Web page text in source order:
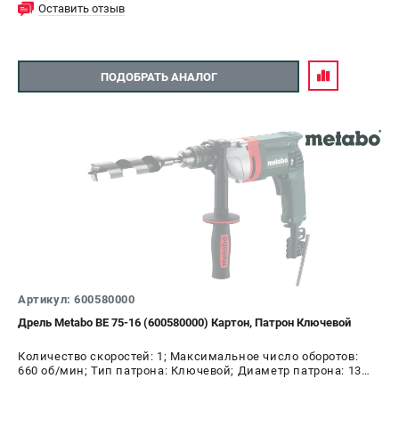
Оставить отзыв
ПОДОБРАТЬ АНАЛОГ
Артикул: 600580000
Дрель Metabo BE 75-16 (600580000) Картон, Патрон Ключевой
Количество скоростей: 1; Максимальное число оборотов:
660 об/мин; Тип патрона: Ключевой; Диаметр патрона: 13